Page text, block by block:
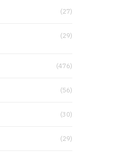
(27)
(29)
(476)
(56)
(30)
(29)